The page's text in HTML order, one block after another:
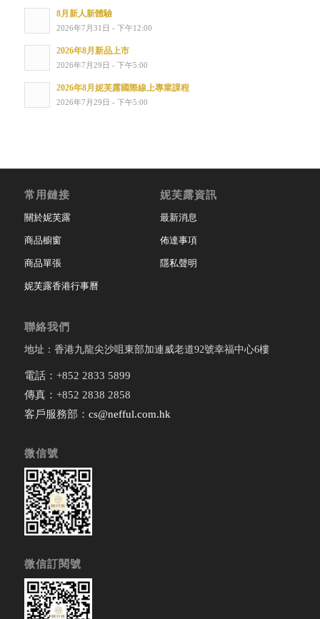
8月新人新體驗
2026年7月31日 - 下午12:00
2026年8月新品上市
2026年7月29日 - 下午5:00
2026年8月妮芙露國際線上專業課程
2026年7月29日 - 下午5:00
常用鏈接
關於妮芙露
商品櫥窗
商品單張
妮芙露香港行事曆
妮芙露資訊
最新消息
佈達事項
隱私聲明
聯絡我們
地址：香港九龍尖沙咀東部加連威老道92號幸福中心6樓
電話：+852 2833 5899
傳真：+852 2838 2858
客戶服務部： cs@nefful.com.hk
微信號
微信訂閱號